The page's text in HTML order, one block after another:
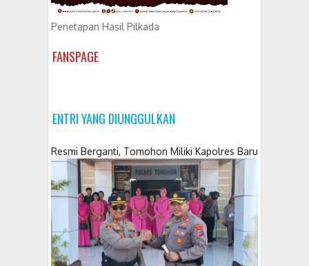
Penetapan Hasil Pilkada
FANSPAGE
ENTRI YANG DIUNGGULKAN
Resmi Berganti, Tomohon Miliki Kapolres Baru